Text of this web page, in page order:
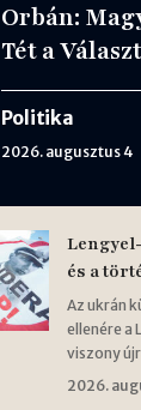
Orbán:
Tét a
Politika
2026. augusztus 4
és a
Az ukrán
ellenére a
viszony
2026.